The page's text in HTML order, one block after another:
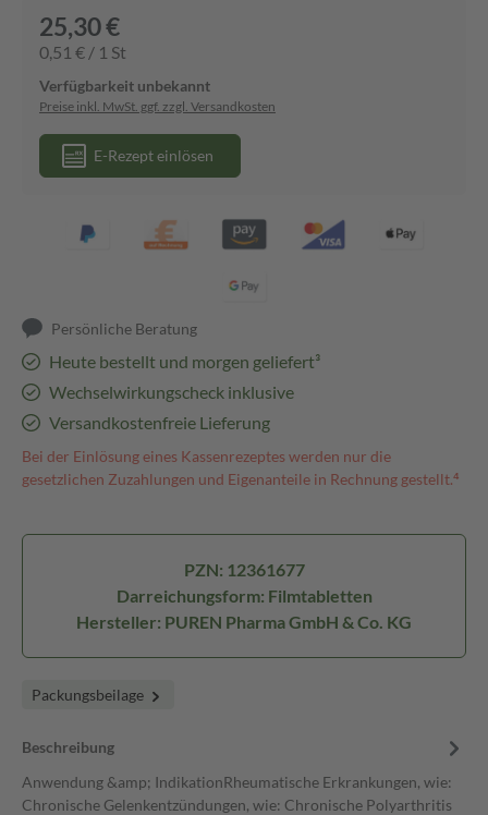
25,30 €
0,51 € / 1 St
Verfügbarkeit unbekannt
Preise inkl. MwSt. ggf. zzgl. Versandkosten
E-Rezept einlösen
Persönliche Beratung
Heute bestellt und morgen geliefert³
Wechselwirkungscheck inklusive
Versandkostenfreie Lieferung
Bei der Einlösung eines Kassenrezeptes werden nur die
gesetzlichen Zuzahlungen und Eigenanteile in Rechnung gestellt.⁴
PZN: 12361677
Darreichungsform: Filmtabletten
Hersteller: PUREN Pharma GmbH & Co. KG
Packungsbeilage
Beschreibung
Anwendung &amp; IndikationRheumatische Erkrankungen, wie:
Chronische Gelenkentzündungen, wie: Chronische Polyarthritis